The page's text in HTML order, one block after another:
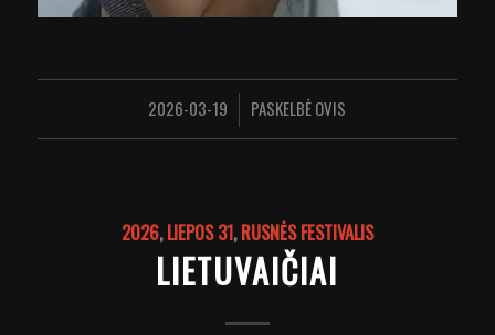
2026-03-19
/ PASKELBĖOVIS
2026,LIEPOS 31,RUSNĖS FESTIVALIS
LIETUVAIČIAI